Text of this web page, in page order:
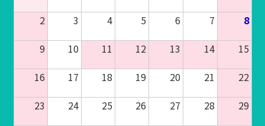
2
3 4 5 6 7
8
9
10 11 12 13 14
15
16
17 18 19 20 21
22
23
24 25 26 27 28
29